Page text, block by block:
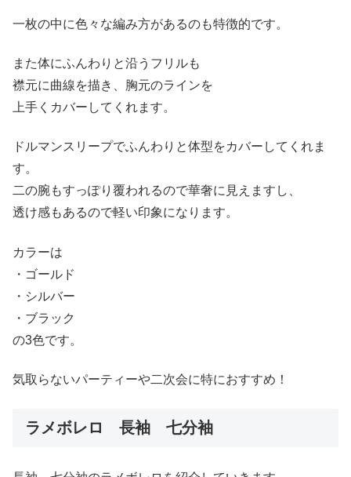
一枚の中に色々な編み方があるのも特徴的です。
また体にふんわりと沿うフリルも
襟元に曲線を描き、胸元のラインを
上手くカバーしてくれます。
ドルマンスリープでふんわりと体型をカバーしてくれま
す。
二の腕もすっぽり覆われるので華奢に見えますし、
透け感もあるので軽い印象になります。
カラーは
・ゴールド
・シルバー
・ブラック
の3色です。
気取らないパーティーや二次会に特におすすめ！
ラメボレロ 長袖 七分袖